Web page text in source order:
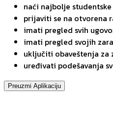
naći najbolje
prijaviti se na otvorena
imati pregled svih
imati pregled svojih
uključiti obaveštenja za
uređivati podešavanja
Preuzmi Aplikaciju